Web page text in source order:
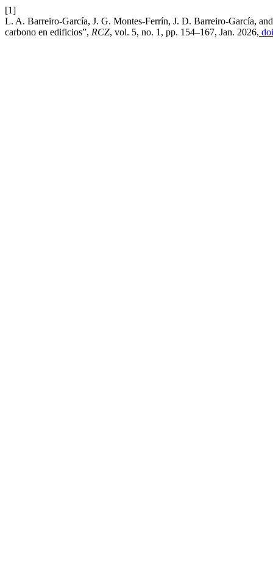
[1]
L. A. Barreiro-García, J. G. Montes-Ferrín, J. D. Barreiro-García,
carbono en edificios”, RCZ, vol. 5, no. 1, pp. 154–167, Jan. 2026,